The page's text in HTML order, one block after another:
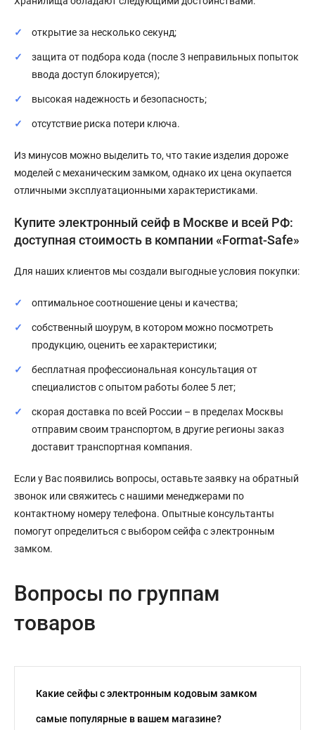
открытие за несколько секунд;
защита от подбора кода (после 3 неправильных попыток
ввода доступ блокируется);
высокая надежность и безопасность;
отсутствие риска потери ключа.
Из минусов можно выделить то, что такие изделия дороже
моделей с механическим замком, однако их цена окупается
отличными эксплуатационными характеристиками.
Купите электронный сейф в Москве и всей РФ:
доступная стоимость в компании «Format-Safe»
Для наших клиентов мы создали выгодные условия покупки:
оптимальное соотношение цены и качества;
собственный шоурум, в котором можно посмотреть
продукцию, оценить ее характеристики;
бесплатная профессиональная консультация от
специалистов с опытом работы более 5 лет;
скорая доставка по всей России – в пределах Москвы
отправим своим транспортом, в другие регионы заказ
доставит транспортная компания.
Если у Вас появились вопросы, оставьте заявку на обратный
звонок или свяжитесь с нашими менеджерами по
контактному номеру телефона. Опытные консультанты
помогут определиться с выбором сейфа с электронным
замком.
Вопросы по группам
товаров
Какие сейфы с электронным кодовым замком
самые популярные в вашем магазине?